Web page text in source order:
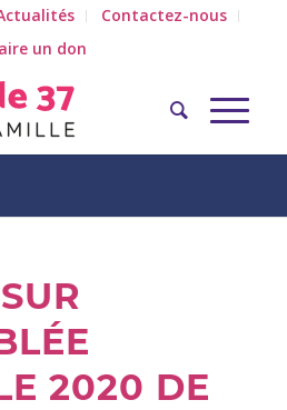
Contactez-nous
un don
2020 DE